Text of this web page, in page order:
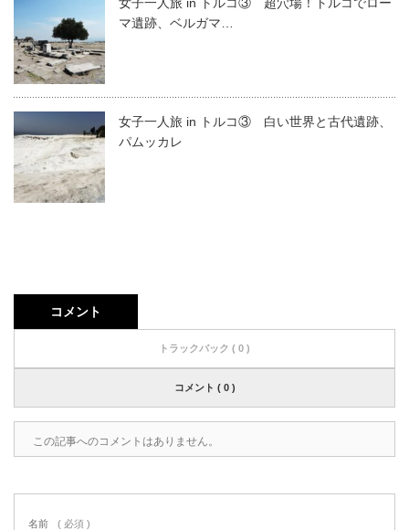
マ遺跡、ベルガマ…
女子一人旅 in トルコ③ 白い世界と古代遺跡、
パムッカレ
コメント
トラックバック ( 0 )
コメント ( 0 )
この記事へのコメントはありません。
名前 ( 必須 )